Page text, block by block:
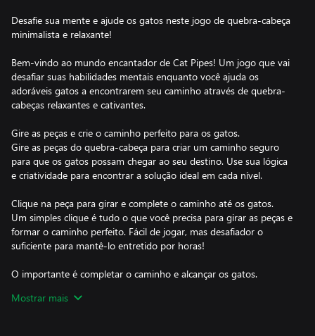
Desafie sua mente e ajude os gatos neste jogo de quebra-cabeça
minimalista e relaxante!
Bem-vindo ao mundo encantador de Cat Pipes! Um jogo que vai
desafiar suas habilidades mentais enquanto você ajuda os
adoráveis gatos a encontrarem seu caminho através de quebra-
cabeças relaxantes e cativantes.
Gire as peças e crie o caminho perfeito para os gatos.
Gire as peças do quebra-cabeça para criar um caminho seguro
para que os gatos possam chegar ao seu destino. Use sua lógica
e criatividade para encontrar a solução ideal em cada nível.
Clique na peça para girar e complete o caminho até os gatos.
Um simples clique é tudo o que você precisa para girar as peças e
formar o caminho perfeito. Fácil de jogar, mas desafiador o
suficiente para mantê-lo entretido por horas!
O importante é completar o caminho e alcançar os gatos.
encontrem seu caminho em segurança. Divirta-se resolvendo os
Mostrar mais